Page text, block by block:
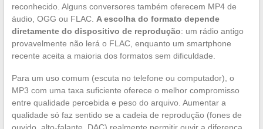
reconhecido. Alguns conversores também oferecem MP4 de
áudio, OGG ou FLAC. A escolha do formato depende
diretamente do dispositivo de reprodução: um rádio antigo
provavelmente não lerá o FLAC, enquanto um smartphone
recente aceita a maioria dos formatos sem dificuldade.
Para um uso comum (escuta no telefone ou computador), o
MP3 com uma taxa suficiente oferece o melhor compromisso
entre qualidade percebida e peso do arquivo. Aumentar a
qualidade só faz sentido se a cadeia de reprodução (fones de